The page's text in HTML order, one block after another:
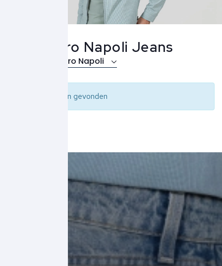
Cavallaro Napoli Jeans
Over Cavallaro Napoli
Geen resultaten gevonden